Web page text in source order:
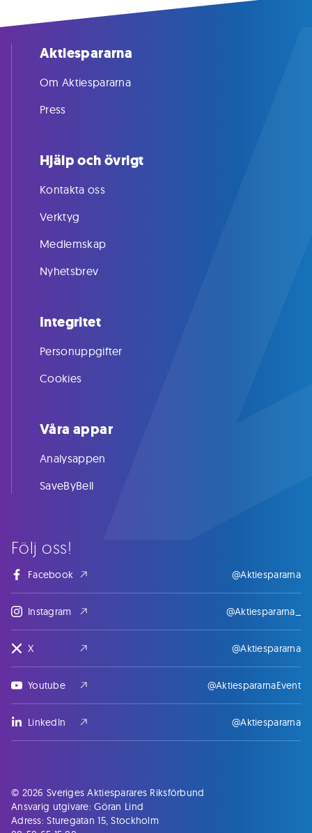
Följ oss!
Facebook @Aktiespararna
Instagram @Aktiespararna_
X @Aktiespararna
Youtube @AktiespararnaEvent
LinkedIn @Aktiespararna
Aktiespararna
Om Aktiespararna
Press
Hjälp och övrigt
Kontakta oss
Verktyg
Medlemskap
Nyhetsbrev
Integritet
Personuppgifter
Cookies
Våra appar
Analysappen
SaveByBell
© 2026 Sveriges Aktiesparares Riksförbund
Ansvarig utgivare: Göran Lind
Adress: Sturegatan 15, Stockholm